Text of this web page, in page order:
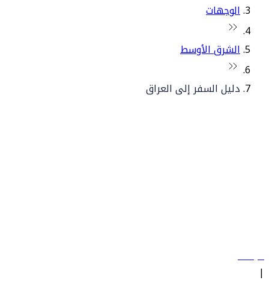
الوجهات
الشرق الأوسط
دليل السفر إلى العراق
سياساتنا
|